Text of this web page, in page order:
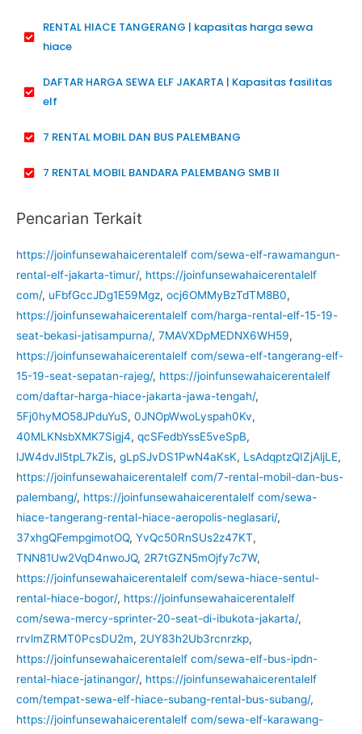
RENTAL HIACE TANGERANG | kapasitas harga sewa
hiace
DAFTAR HARGA SEWA ELF JAKARTA | Kapasitas fasilitas
elf
7 RENTAL MOBIL DAN BUS PALEMBANG
7 RENTAL MOBIL BANDARA PALEMBANG SMB II
Pencarian Terkait
https://joinfunsewahaicerentalelf com/sewa-elf-rawamangun-
rental-elf-jakarta-timur/, https://joinfunsewahaicerentalelf
com/, uFbfGccJDg1E59Mgz, ocj6OMMyBzTdTM8B0,
https://joinfunsewahaicerentalelf com/harga-rental-elf-15-19-
seat-bekasi-jatisampurna/, 7MAVXDpMEDNX6WH59,
https://joinfunsewahaicerentalelf com/sewa-elf-tangerang-elf-
15-19-seat-sepatan-rajeg/, https://joinfunsewahaicerentalelf
com/daftar-harga-hiace-jakarta-jawa-tengah/,
5Fj0hyMO58JPduYuS, 0JNOpWwoLyspah0Kv,
40MLKNsbXMK7Sigj4, qcSFedbYssE5veSpB,
lJW4dvJl5tpL7kZis, gLpSJvDS1PwN4aKsK, LsAdqptzQIZjAljLE,
https://joinfunsewahaicerentalelf com/7-rental-mobil-dan-bus-
palembang/, https://joinfunsewahaicerentalelf com/sewa-
hiace-tangerang-rental-hiace-aeropolis-neglasari/,
37xhgQFempgimotOQ, YvQc50RnSUs2z47KT,
TNN81Uw2VqD4nwoJQ, 2R7tGZN5mOjfy7c7W,
https://joinfunsewahaicerentalelf com/sewa-hiace-sentul-
rental-hiace-bogor/, https://joinfunsewahaicerentalelf
com/sewa-mercy-sprinter-20-seat-di-ibukota-jakarta/,
rrvlmZRMT0PcsDU2m, 2UY83h2Ub3rcnrzkp,
https://joinfunsewahaicerentalelf com/sewa-elf-bus-ipdn-
rental-hiace-jatinangor/, https://joinfunsewahaicerentalelf
com/tempat-sewa-elf-hiace-subang-rental-bus-subang/,
https://joinfunsewahaicerentalelf com/sewa-elf-karawang-